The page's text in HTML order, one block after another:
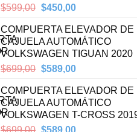
$599,00 Original
was:
$599,00.
$450,00Current
is:
$450,00.
COMPUERTA ELEVADOR DE
CAJUELA AUTOMÁTICO
VOLKSWAGEN TIGUAN 2020
$699,00 Original
was:
$699,00.
$589,00Current
is:
$589,00.
COMPUERTA ELEVADOR DE
CAJUELA AUTOMÁTICO
VOLKSWAGEN T-CROSS
$699,00 Original
$589,00Current